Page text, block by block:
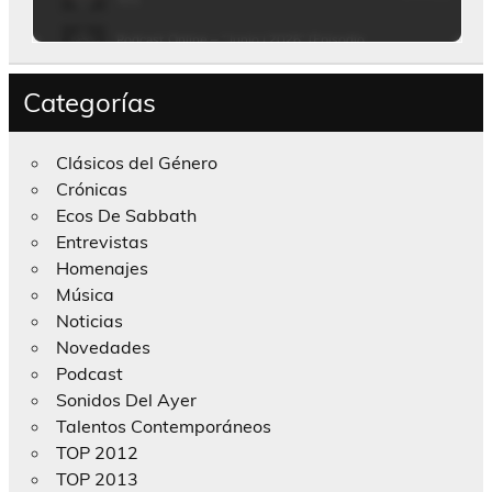
Categorías
Clásicos del Género
Crónicas
Ecos De Sabbath
Entrevistas
Homenajes
Música
Noticias
Novedades
Podcast
Sonidos Del Ayer
Talentos Contemporáneos
TOP 2012
TOP 2013